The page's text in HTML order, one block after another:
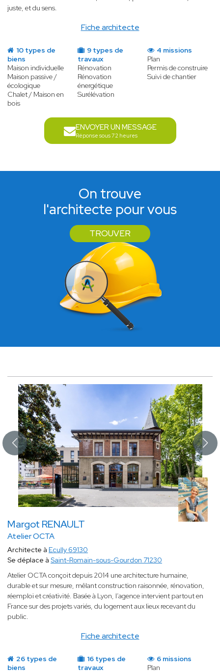
Fiche architecte
juste, et du sens.
10 types de
biens
Maison individuelle
Maison passive /
écologique
Chalet / Maison en
bois
9 types de
travaux
Rénovation
Rénovation
énergétique
Surélévation
4 missions
Plan
Permis de construire
Suivi de chantier
ENVOYER UN MESSAGE
Réponse sous 72 heures
On trouve
l'architecte pour vous
TROUVER
Margot RENAULT
Atelier OCTA
Fiche architecte
Architecte à Ecully 69130
Se déplace à Saint-Romain-sous-Gourdon 71230
Atelier OCTA conçoit depuis 2014 une architecture humaine,
durable et sur mesure, mêlant construction raisonnée, rénovation,
réemploi et créativité. Basée à Lyon, l’agence intervient partout en
France sur des projets variés, du logement aux lieux recevant du
public.
26 types de
biens
16 types de
travaux
6 missions
Plan